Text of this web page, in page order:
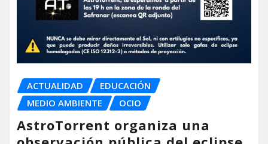
ACTUALIDAD
EDUCACIÓN
MEDIO AMBIENTE
OCIO
AstroTorrent organiza una